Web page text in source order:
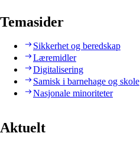
Temasider
Sikkerhet og beredskap
Læremidler
Digitalisering
Samisk i barnehage og skole
Nasjonale minoriteter
Aktuelt